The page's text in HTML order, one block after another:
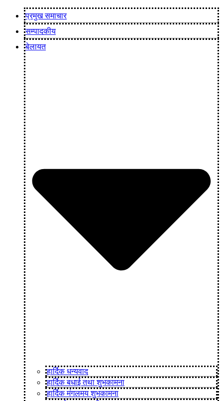
प्रमुख समाचार
सम्पादकीय
बेलायत
हार्दिक धन्यवाद
हार्दिक बधाई तथा शुभकामना
हार्दिक मंगलमय शुभकामना